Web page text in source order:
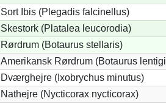
Sort Ibis (Plegadis falcinellus)
Skestork (Platalea leucorodia)
Rørdrum (Botaurus stellaris)
Amerikansk Rørdrum (Botaurus
Dværghejre (Ixobrychus minutus)
Nathejre (Nycticorax nycticorax)